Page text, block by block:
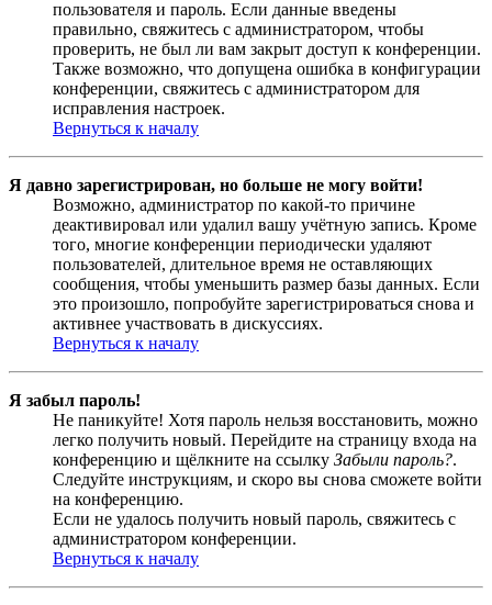
пользователя и пароль. Если данные введены
правильно, свяжитесь с администратором, чтобы
проверить, не был ли вам закрыт доступ к конференции.
Также возможно, что допущена ошибка в конфигурации
конференции, свяжитесь с администратором для
исправления настроек.
Вернуться к началу
Я давно зарегистрирован, но больше не могу войти!
Возможно, администратор по какой-то причине
деактивировал или удалил вашу учётную запись. Кроме
того, многие конференции периодически удаляют
пользователей, длительное время не оставляющих
сообщения, чтобы уменьшить размер базы данных. Если
это произошло, попробуйте зарегистрироваться снова и
активнее участвовать в дискуссиях.
Вернуться к началу
Я забыл пароль!
Не паникуйте! Хотя пароль нельзя восстановить, можно
легко получить новый. Перейдите на страницу входа на
конференцию и щёлкните на ссылку Забыли пароль?.
Следуйте инструкциям, и скоро вы снова сможете войти
на конференцию.
Если не удалось получить новый пароль, свяжитесь с
администратором конференции.
Вернуться к началу